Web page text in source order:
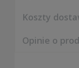
Koszty
Cena nie
Opinie o